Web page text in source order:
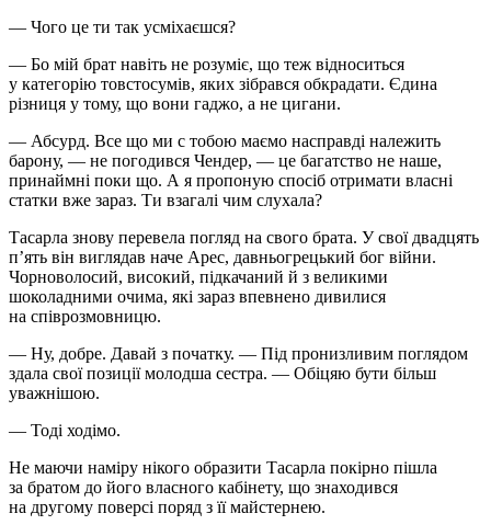
— Чого це ти так усміхаєшся?
— Бо мій брат навіть не розуміє, що теж відноситься
у категорію товстосумів, яких зібрався обкрадати. Єдина
різниця у тому, що вони гаджо, а не цигани.
— Абсурд. Все що ми с тобою маємо насправді належить
барону, — не погодився Чендер, — це багатство не наше,
принаймні поки що. А я пропоную спосіб отримати власні
статки вже зараз. Ти взагалі чим слухала?
Тасарла знову перевела погляд на свого брата. У свої двадцять
п’ять він виглядав наче Арес, давньогрецький бог війни.
Чорноволосий, високий, підкачаний й з великими
шоколадними очима, які зараз впевнено дивилися
на співрозмовницю.
— Ну, добре. Давай з початку. — Під пронизливим поглядом
здала свої позиції молодша сестра. — Обіцяю бути більш
уважнішою.
— Тоді ходімо.
Не маючи наміру нікого образити Тасарла покірно пішла
за братом до його власного кабінету, що знаходився
на другому поверсі поряд з її майстернею.